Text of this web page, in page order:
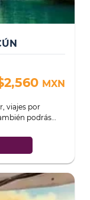
MXN
viajes por
podrás